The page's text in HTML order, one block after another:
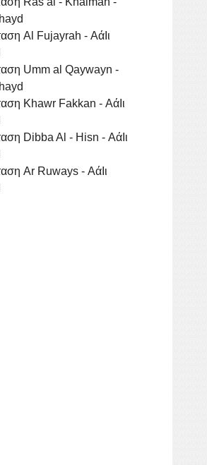
Al Fujayrah - ΑάΙι
Umm al Qaywayn -
Khawr Fakkan - ΑάΙι
Dibba Al - Hisn - ΑάΙι
Ar Ruways - ΑάΙι